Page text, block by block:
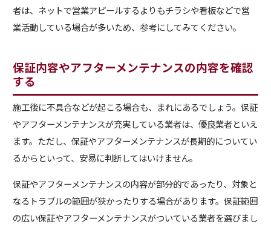
者は、ネットで営業アピールするよりもチラシや看板などで営
業活動している場合が多いため、参考にしてみてください。
保証内容やアフターメンテナンスの内容を確認
する
施工後に不具合などが起こる場合も、まれにあるでしょう。保証
やアフターメンテナンスが充実している業者は、優良業者といえ
ます。ただし、保証やアフターメンテナンスが長期的についてい
るからといって、安易に判断してはいけません。
保証やアフターメンテナンスの内容が部分的であったり、対象と
なるトラブルの範囲が狭かったりする場合があります。保証範囲
の広い保証やアフターメンテナンスがついている業者を選びまし